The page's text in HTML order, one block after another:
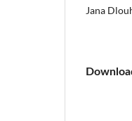
Jana